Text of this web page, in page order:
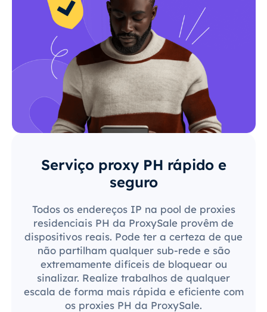
Serviço proxy PH rápido e
seguro
Todos os endereços IP na pool de proxies
residenciais PH da ProxySale provêm de
dispositivos reais. Pode ter a certeza de que
não partilham qualquer sub-rede e são
extremamente difíceis de bloquear ou
sinalizar. Realize trabalhos de qualquer
escala de forma mais rápida e eficiente com
os proxies PH da ProxySale.